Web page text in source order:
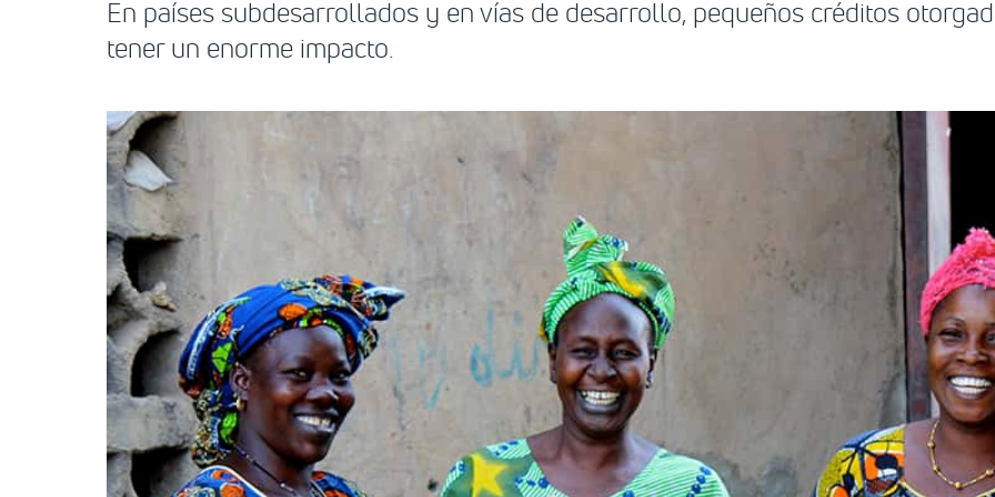
En países subdesarrollados y en vías de desarrollo, pequeños créditos
tener un enorme impacto.